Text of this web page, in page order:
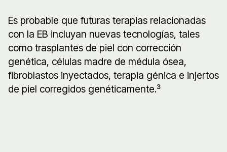
Es probable que futuras terapias relacionadas
con la EB incluyan nuevas tecnologías, tales
como trasplantes de piel con corrección
genética, células madre de médula ósea,
fibroblastos inyectados, terapia génica e injertos
de piel corregidos genéticamente.³